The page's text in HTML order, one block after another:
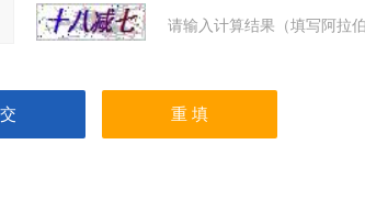
请输入计算结果（填写阿拉